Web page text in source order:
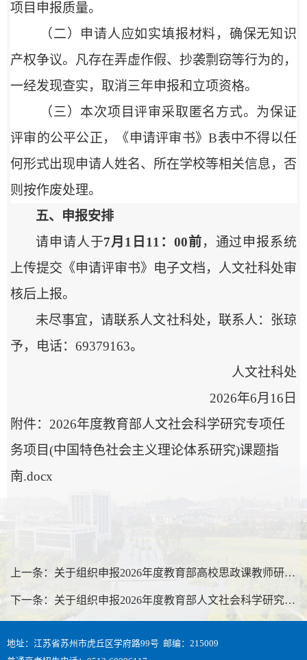
项目申报质量。
（二）申请人应如实填报材料，确保无知识
产权争议。凡存在弄虚作假、抄袭剽窃等行为的，
一经发现查实，取消三年申报和立项资格。
（三）本次项目评审采取匿名方式。为保证
评审的公平公正，
《申请评审书》B表中不得以任
何形式出现申请人姓名、所在学校等相关信息，否
则按作废处理。
五、申报安排
请申请人于7月 1 日 11：00前，通过申报系统
上传提交《申请评审书》电子文档，人文社科处审
核后上报。
未尽事宜，请联系人文社科处，联系人：张琼
予，电话：69379163。
人文社科处
2026年6月16日
附件： 2026年度教育部人文社会科学研究专项任
务项目(中国特色社会主义理论体系研究)课题指
南.docx
上一条： 关于组织申报2026年度教育部高校思政课教师研究专项一般项目的通知
下一条： 关于组织申报2026年度教育部人文社会科学研究专项任务项目（高校辅导员研究）的通知
地址：江苏省苏州市虎丘区学府路99号 邮编：215009